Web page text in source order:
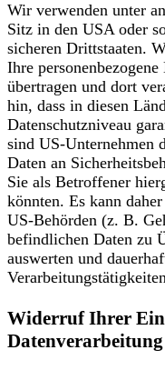
Wir verwenden unter
Sitz in den USA oder
sicheren Drittstaaten.
Ihre
übertragen und dort
hin, dass in diesen
Datenschutzniveau
sind US-Unternehmen
Daten an
Sie als Betroffener
könnten. Es kann
US-Behörden (z. B.
befindlichen Daten zu
auswerten und
Widerruf Ihrer
Datenverarbeitung